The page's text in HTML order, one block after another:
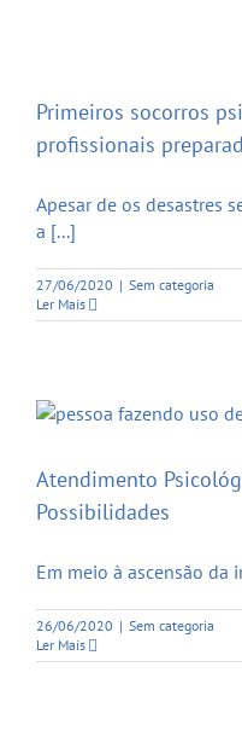
Primeiros socorros
profissionais
Apesar de os desastres
a [...]
27/06/2020 | Sem categoria
Ler Mais
Atendimento
Possibilidades
Em meio à ascensão da
26/06/2020 | Sem categoria
Ler Mais